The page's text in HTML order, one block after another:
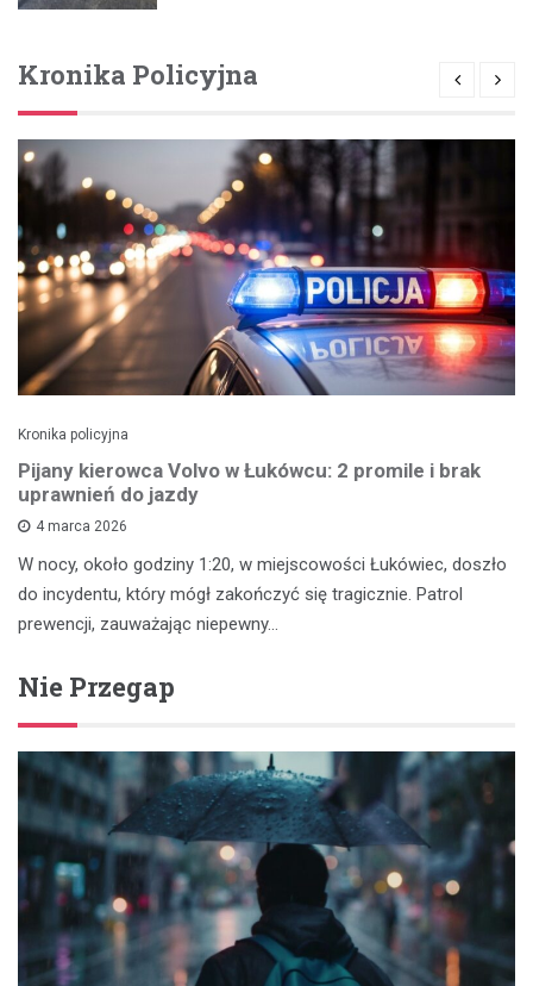
Kronika Policyjna
Kronika policyjna
Pijany kierowca Volvo w Łukówcu: 2 promile i brak
uprawnień do jazdy
4 marca 2026
W nocy, około godziny 1:20, w miejscowości Łukówiec, doszło
do incydentu, który mógł zakończyć się tragicznie. Patrol
prewencji, zauważając niepewny…
Nie Przegap